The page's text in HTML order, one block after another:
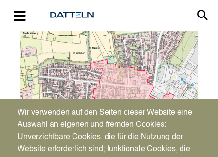
Wir verwenden auf den Seiten dieser Website eine
Auswahl an eigenen und fremden Cookies:
Unverzichtbare Cookies, die für die Nutzung der
Website erforderlich sind; funktionale Cookies, die